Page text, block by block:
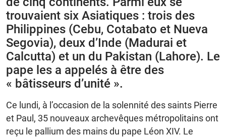
trouvaient six Asiatiques : trois des
Philippines (Cebu, Cotabato et Nueva
Segovia), deux d’Inde (Madurai et
Calcutta) et un du Pakistan (Lahore). Le
pape les a appelés à être des
« bâtisseurs d’unité ».
Ce lundi, à l’occasion de la solennité des saints Pierre
et Paul, 35 nouveaux archevêques métropolitains ont
reçu le pallium des mains du pape Léon XIV. Le